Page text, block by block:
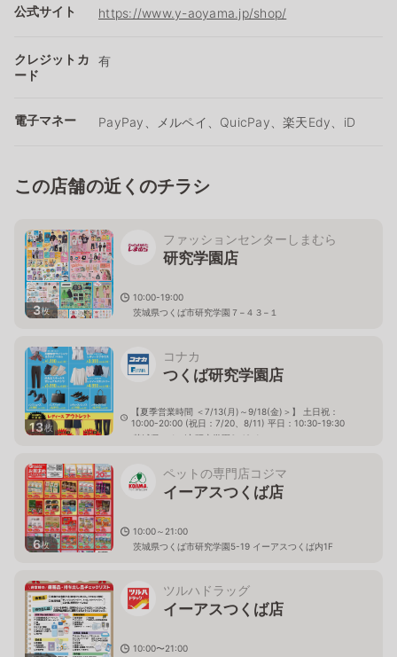
公式サイト https://www.y-aoyama.jp/shop/
クレジットカ
ード
有
電子マネー PayPay、メルペイ、QuicPay、楽天Edy、iD
この店舗の近くのチラシ
3枚
ファッションセンターしまむら
研究学園店
10:00-19:00
茨城県つくば市研究学園７−４３−１
13枚
コナカ
つくば研究学園店
【夏季営業時間 ＜7/13(月)～9/18(金)＞】 土日祝：
10:00-20:00 (祝日：7/20、8/11) 平日：10:30-19:30
茨城県つくば市研究学園6-49-1
6枚
ペットの専門店コジマ
イーアスつくば店
10:00～21:00
茨城県つくば市研究学園5-19 イーアスつくば内1F
ツルハドラッグ
イーアスつくば店
10:00〜21:00